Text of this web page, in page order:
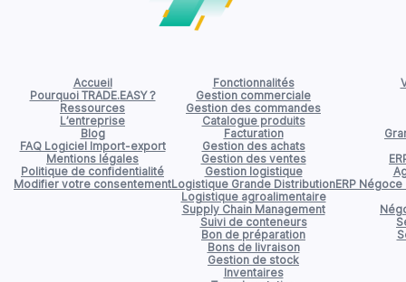
Accueil
Pourquoi TRADE.EASY ?
Ressources
L’entreprise
Blog
FAQ Logiciel Import-export
Mentions légales
Politique de confidentialité
Modifier votre consentement
Fonctionnalités
Gestion commerciale
Gestion des commandes
Catalogue produits
Facturation
Gestion des achats
Gestion des ventes
Gestion logistique
Logistique Grande Distribution
Logistique agroalimentaire
Supply Chain Management
Suivi de conteneurs
Bon de préparation
Bons de livraison
Gestion de stock
Inventaires
ERP